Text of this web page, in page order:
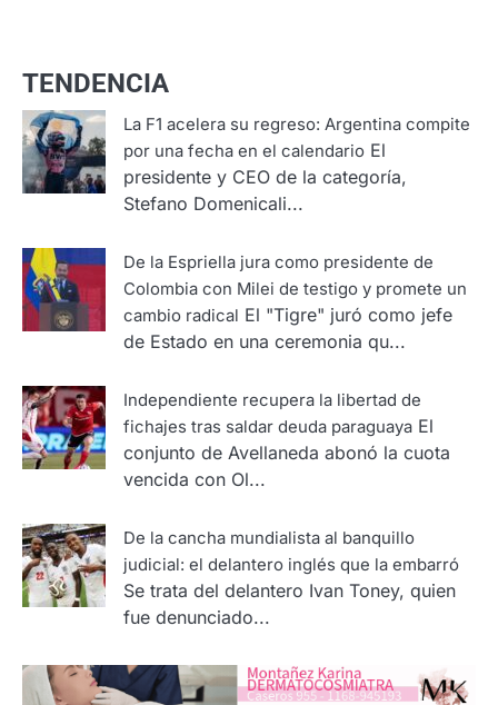
TENDENCIA
La F1 acelera su regreso: Argentina compite
por una fecha en el calendario El
presidente y CEO de la categoría,
Stefano Domenicali...
De la Espriella jura como presidente de
Colombia con Milei de testigo y promete un
cambio radical El "Tigre" juró como jefe
de Estado en una ceremonia qu...
Independiente recupera la libertad de
fichajes tras saldar deuda paraguaya El
conjunto de Avellaneda abonó la cuota
vencida con Ol...
De la cancha mundialista al banquillo
judicial: el delantero inglés que la embarró
Se trata del delantero Ivan Toney, quien
fue denunciado...